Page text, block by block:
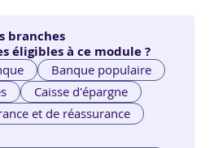
branches
éligibles à ce module ?
Banque populaire
Caisse d'épargne
et de réassurance